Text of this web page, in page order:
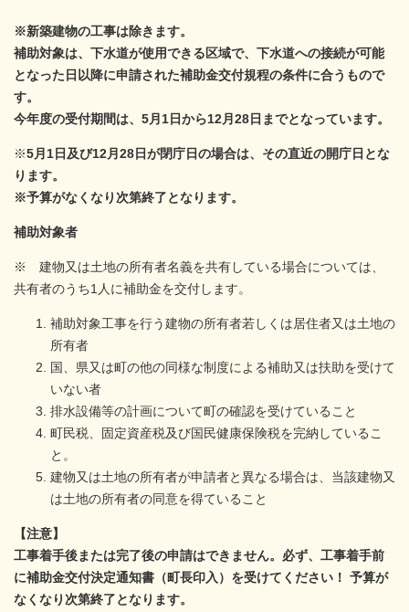
※新築建物の工事は除きます。
補助対象は、下水道が使用できる区域で、下水道への接続が可能
となった日以降に申請された補助金交付規程の条件に合うもので
す。
今年度の受付期間は、5月1日から12月28日までとなっています。
※5月1日及び12月28日が閉庁日の場合は、その直近の開庁日とな
ります。
※予算がなくなり次第終了となります。
補助対象者
※ 建物又は土地の所有者名義を共有している場合については、
共有者のうち1人に補助金を交付します。
補助対象工事を行う建物の所有者若しくは居住者又は土地の
所有者
国、県又は町の他の同様な制度による補助又は扶助を受けて
いない者
排水設備等の計画について町の確認を受けていること
町民税、固定資産税及び国民健康保険税を完納しているこ
と。
建物又は土地の所有者が申請者と異なる場合は、当該建物又
は土地の所有者の同意を得ていること
【注意】
工事着手後または完了後の申請はできません。必ず、工事着手前
に補助金交付決定通知書（町長印入）を受けてください！ 予算が
なくなり次第終了となります。